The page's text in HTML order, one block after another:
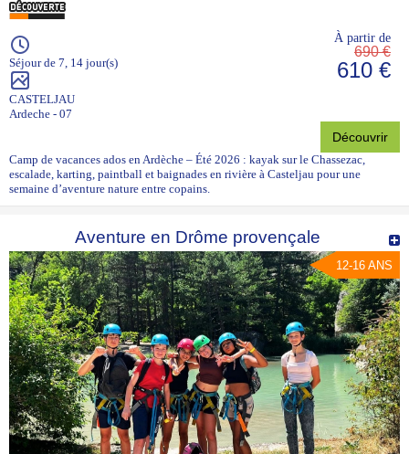
Séjour de 7, 14 jour(s)
CASTELJAU
Ardeche - 07
À partir de
690 €
610 €
Découvrir
Camp de vacances ados en Ardèche – Été 2026 : kayak sur le Chassezac,
escalade, karting, paintball et baignades en rivière à Casteljau pour une
semaine d’aventure nature entre copains.
Aventure en Drôme provençale
12-16 ANS